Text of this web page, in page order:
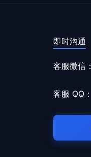
即时沟通
客服微信：
客服 QQ：